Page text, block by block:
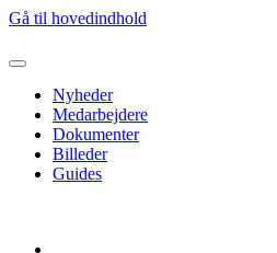
Gå til hovedindhold
Nyheder
Medarbejdere
Dokumenter
Billeder
Guides